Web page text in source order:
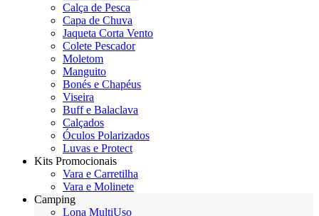
Calça de Pesca
Capa de Chuva
Jaqueta Corta Vento
Colete Pescador
Moletom
Manguito
Bonés e Chapéus
Viseira
Buff e Balaclava
Calçados
Óculos Polarizados
Luvas e Protect
Kits Promocionais
Vara e Carretilha
Vara e Molinete
Camping
Lona MultiUso